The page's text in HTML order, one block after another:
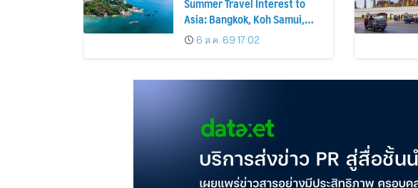
Asia: Bangkok, Koh Samui,
and Pattaya Among the Top
Cities
6 ส.ค. 69 17:02